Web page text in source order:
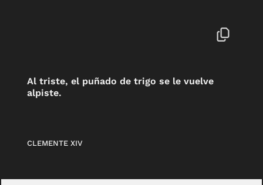
Al triste, el puñado de trigo se le vuelve
alpiste.
CLEMENTE XIV